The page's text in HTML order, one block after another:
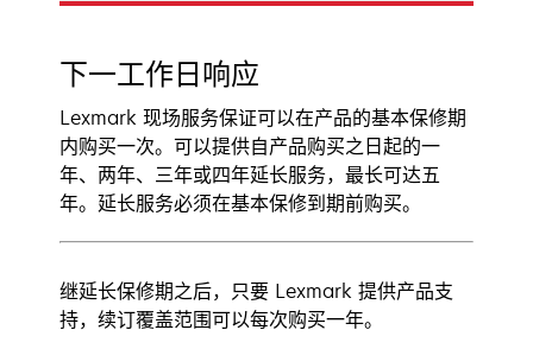
下一工作日响应
Lexmark 现场服务保证可以在产品的基本保修期
内购买一次。可以提供自产品购买之日起的一
年、两年、三年或四年延长服务，最长可达五
年。延长服务必须在基本保修到期前购买。
继延长保修期之后，只要 Lexmark 提供产品支
持，续订覆盖范围可以每次购买一年。